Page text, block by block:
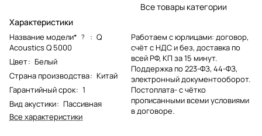
Характеристики
Название модели* ? : Q
Acoustics Q 5000
Цвет: Белый
Страна производства: Китай
Гарантийный срок: 1
Вид акустики: Пассивная
Все характеристики
Все товары категории
Работаем с юрлицами: договор,
счёт с НДС и без, доставка по
всей РФ, КП за 15 минут.
Поддержка по 223-ФЗ, 44-ФЗ,
электронный документооборот.
Постоплата- с чётко
прописанными всеми условиями
в договоре.